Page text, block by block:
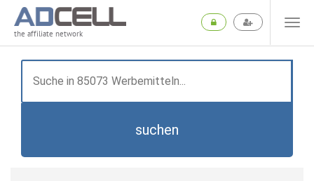
the affiliate network
suchen